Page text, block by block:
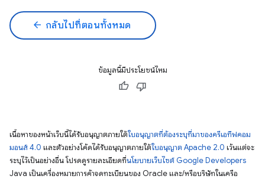
arrow_back กลับไปที่ตอนทั้งหมด
ข้อมูลนี้มีประโยชน์ไหม
เนื้อหาของหน้าเว็บนี้ได้รับอนุญาตภายใต้ใบอนุญาตที่ต้องระบุที่มาของครีเอทีฟคอม
มอนส์ 4.0 และตัวอย่างโค้ดได้รับอนุญาตภายใต้ใบอนุญาต Apache 2.0 เว้นแต่จะ
ระบุไว้เป็นอย่างอื่น โปรดดูรายละเอียดที่นโยบายเว็บไซต์ Google Developers
Java เป็นเครื่องหมายการค้าจดทะเบียนของ Oracle และ/หรือบริษัทในเครือ